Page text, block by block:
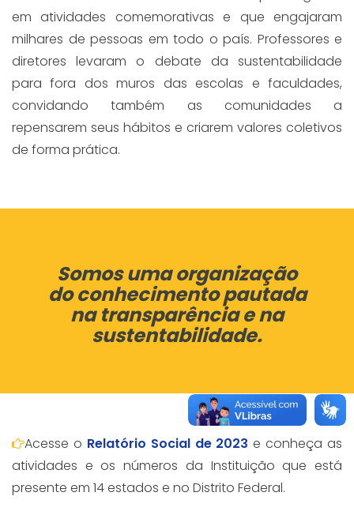
em atividades comemorativas e que engajaram
milhares de pessoas em todo o país. Professores e
diretores levaram o debate da sustentabilidade
para fora dos muros das escolas e faculdades,
convidando também as comunidades a
repensarem seus hábitos e criarem valores coletivos
de forma prática.
Somos uma organização
do conhecimento pautada
na transparência e na
sustentabilidade.
Acesse o Relatório Social de 2023 e conheça as
atividades e os números da Instituição que está
presente em 14 estados e no Distrito Federal.